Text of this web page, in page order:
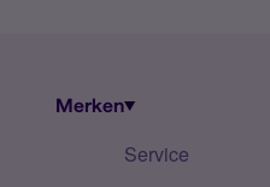
Merken
Service